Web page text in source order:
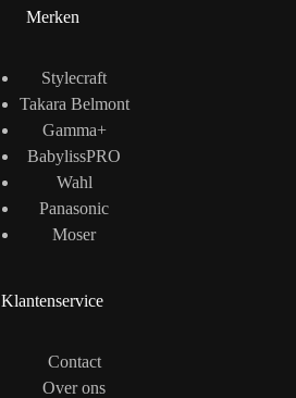
Merken
Stylecraft
Takara Belmont
Gamma+
BabylissPRO
Wahl
Panasonic
Moser
Klantenservice
Contact
Over ons